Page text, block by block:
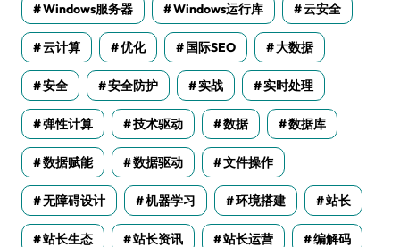
Windows服务器 Windows运行库 云安全
云计算 优化 国际SEO 大数据
安全 安全防护 实战 实时处理
弹性计算 技术驱动 数据 数据库
数据赋能 数据驱动 文件操作
无障碍设计 机器学习 环境搭建 站长
站长生态 站长资讯 站长运营 编解码